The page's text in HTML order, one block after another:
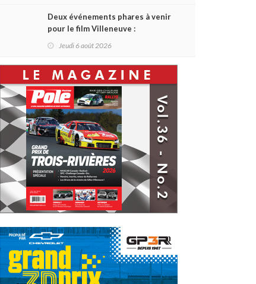
Deux événements phares à venir
pour le film Villeneuve :
L'ascension d'une légende (+
Jeudi 6 août 2026